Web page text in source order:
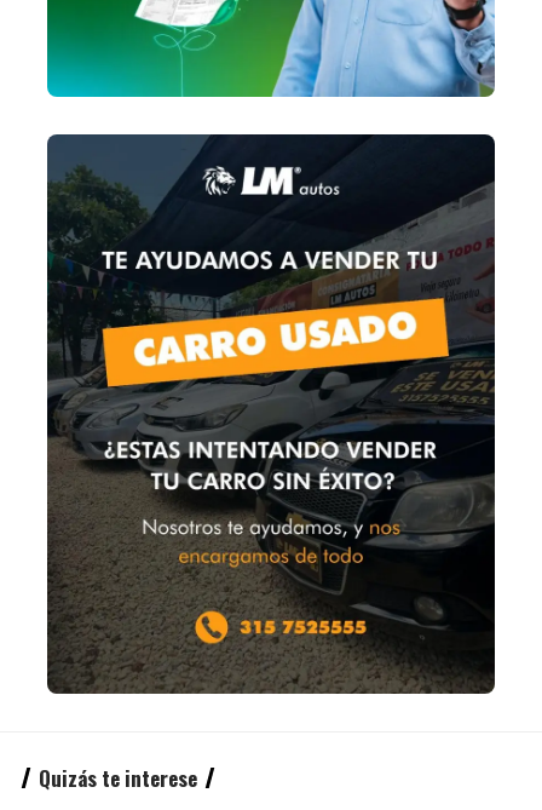
Quizás te interese